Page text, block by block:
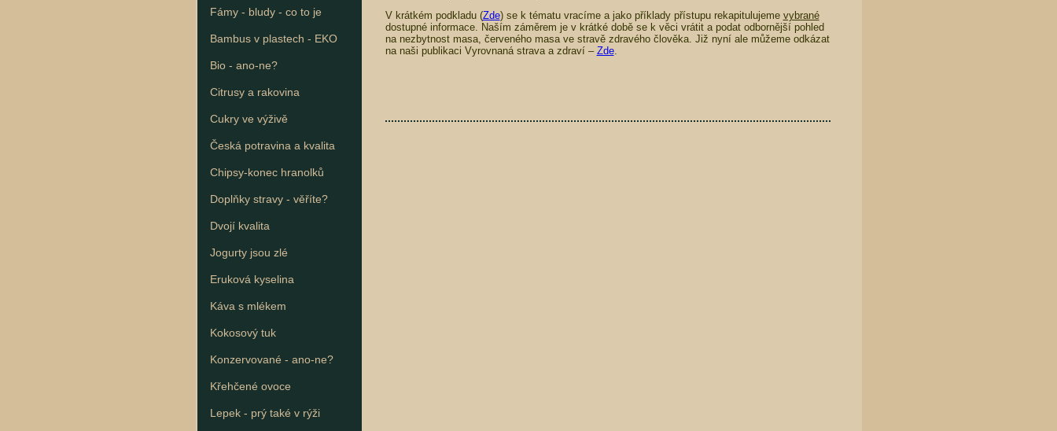
Fámy - bludy - co to je
Bambus v plastech - EKO
Bio - ano-ne?
Citrusy a rakovina
Cukry ve výživě
Česká potravina a kvalita
Chipsy-konec hranolků
Doplňky stravy - věříte?
Dvojí kvalita
Jogurty jsou zlé
Eruková kyselina
Káva s mlékem
Kokosový tuk
Konzervované - ano-ne?
Křehčené ovoce
Lepek - prý také v rýži
V krátkém podkladu (Zde) se k tématu vracíme a jako příklady přístupu rekapitulujeme vybrané
dostupné informace. Naším záměrem je v krátké době se k věci vrátit a podat odbornější pohled
na nezbytnost masa, červeného masa ve stravě zdravého člověka. Již nyní ale můžeme odkázat
na naši publikaci Vyrovnaná strava a zdraví – Zde.